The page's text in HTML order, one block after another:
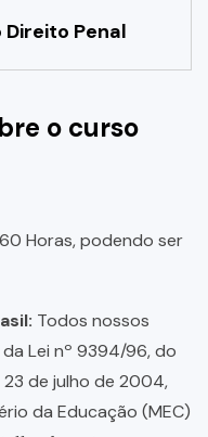
Penal
o curso
60 Horas, podendo ser
Todos nossos
Lei nº 9394/96, do
23 de julho de 2004,
da Educação (MEC)